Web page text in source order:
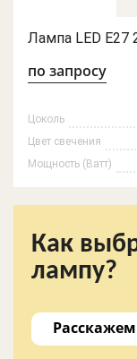
Лампа LED E27
по запросу
Цоколь
Цвет свечения
Мощность (Ватт)
Как
лампу?